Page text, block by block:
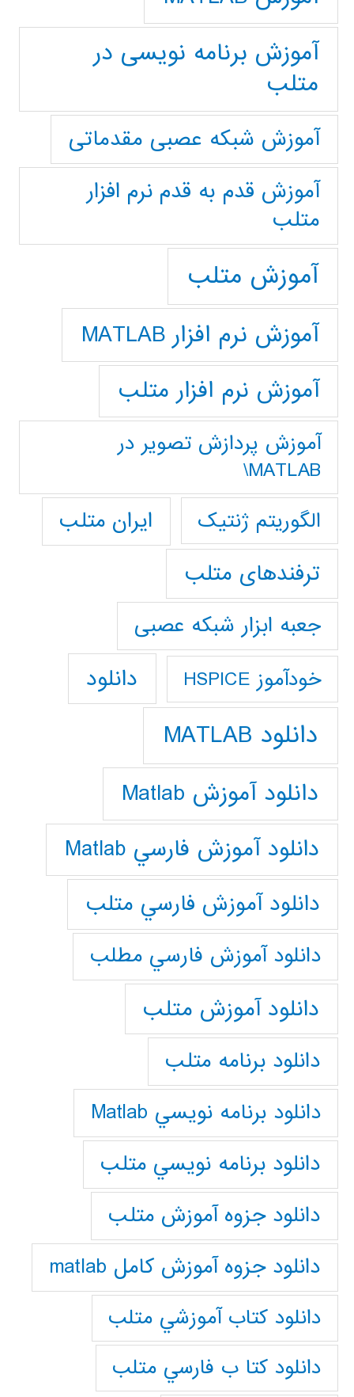
آموزش برنامه نویسی در
متلب
آموزش شبکه عصبی مقدماتی
آموزش قدم به قدم نرم افزار
متلب
آموزش متلب
آموزش نرم افزار MATLAB
آموزش نرم افزار متلب
آموزش پردازش تصوير در
MATLAB\
الگوریتم ژنتیک
ایران متلب
ترفندهای متلب
جعبه ابزار شبکه عصبی
خودآموز HSPICE دانلود
دانلود MATLAB
دانلود آموزش Matlab
دانلود آموزش فارسي Matlab
دانلود آموزش فارسي متلب
دانلود آموزش فارسي مطلب
دانلود آموزش متلب
دانلود برنامه متلب
دانلود برنامه نويسي Matlab
دانلود برنامه نويسي متلب
دانلود جزوه آموزش متلب
دانلود جزوه آموزش کامل matlab
دانلود كتاب آموزشي متلب
دانلود كتا ب فارسي متلب